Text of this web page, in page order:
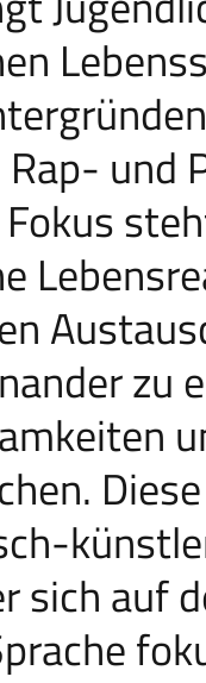
und
zu
sich auf